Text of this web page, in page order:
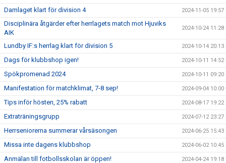
Damlaget klart för division 4 2024-11-05 19:57
Disciplinära åtgärder efter herrlagets match mot Hjuviks
AIK
2024-10-24 11:28
Lundby IF:s herrlag klart för division 5 2024-10-14 20:13
Dags för klubbshop igen! 2024-10-11 14:52
Spökpromenad 2024 2024-10-11 09:20
Manifestation för matchklimat, 7-8 sep! 2024-09-04 10:00
Tips inför hösten, 25% rabatt 2024-08-17 19:22
Extraträningsgrupp 2024-07-12 23:27
Herrseniorerna summerar vårsäsongen 2024-06-25 15:43
Missa inte dagens klubbshop 2024-06-02 10:45
Anmälan till fotbollsskolan är öppen! 2024-04-24 19:18